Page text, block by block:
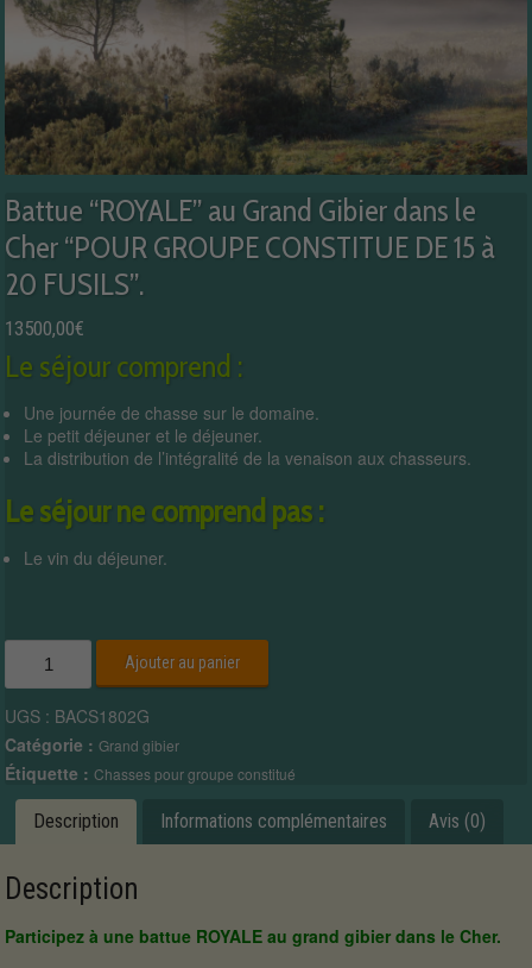
Battue “ROYALE” au Grand Gibier dans le
Cher “POUR GROUPE CONSTITUE DE 15 à
20 FUSILS”.
13500,00€
Le séjour comprend :
Une journée de chasse sur le domaine.
Le petit déjeuner et le déjeuner.
La distribution de l’intégralité de la venaison aux chasseurs.
Le séjour ne comprend pas :
Le vin du déjeuner.
Battue
"ROYALE"
au
Grand
Gibier
dans
"POUR
GROUPE
DE
Ajouter au panier
UGS : BACS1802G
Catégorie :Grand gibier
Étiquette :Chasses pour groupe constitué
Description Informations complémentaires Avis (0)
Description
Participez à une battue ROYALE au grand gibier dans le Cher.